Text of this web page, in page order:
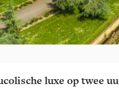
luxe op twee